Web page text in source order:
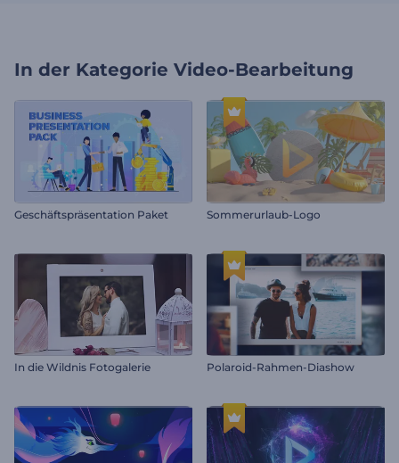
In der Kategorie Video-Bearbeitung
Geschäftspräsentation Paket Sommerurlaub-Logo
In die Wildnis Fotogalerie Polaroid-Rahmen-Diashow